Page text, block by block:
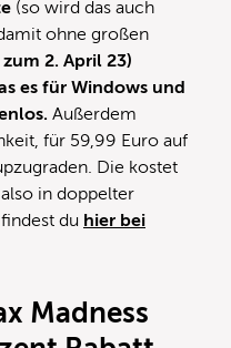
(so wird das auch
ohne großen
2. April 23)
es für Windows und
Außerdem
für 59,99 Euro auf
Die kostet
in doppelter
du hier bei
Madness